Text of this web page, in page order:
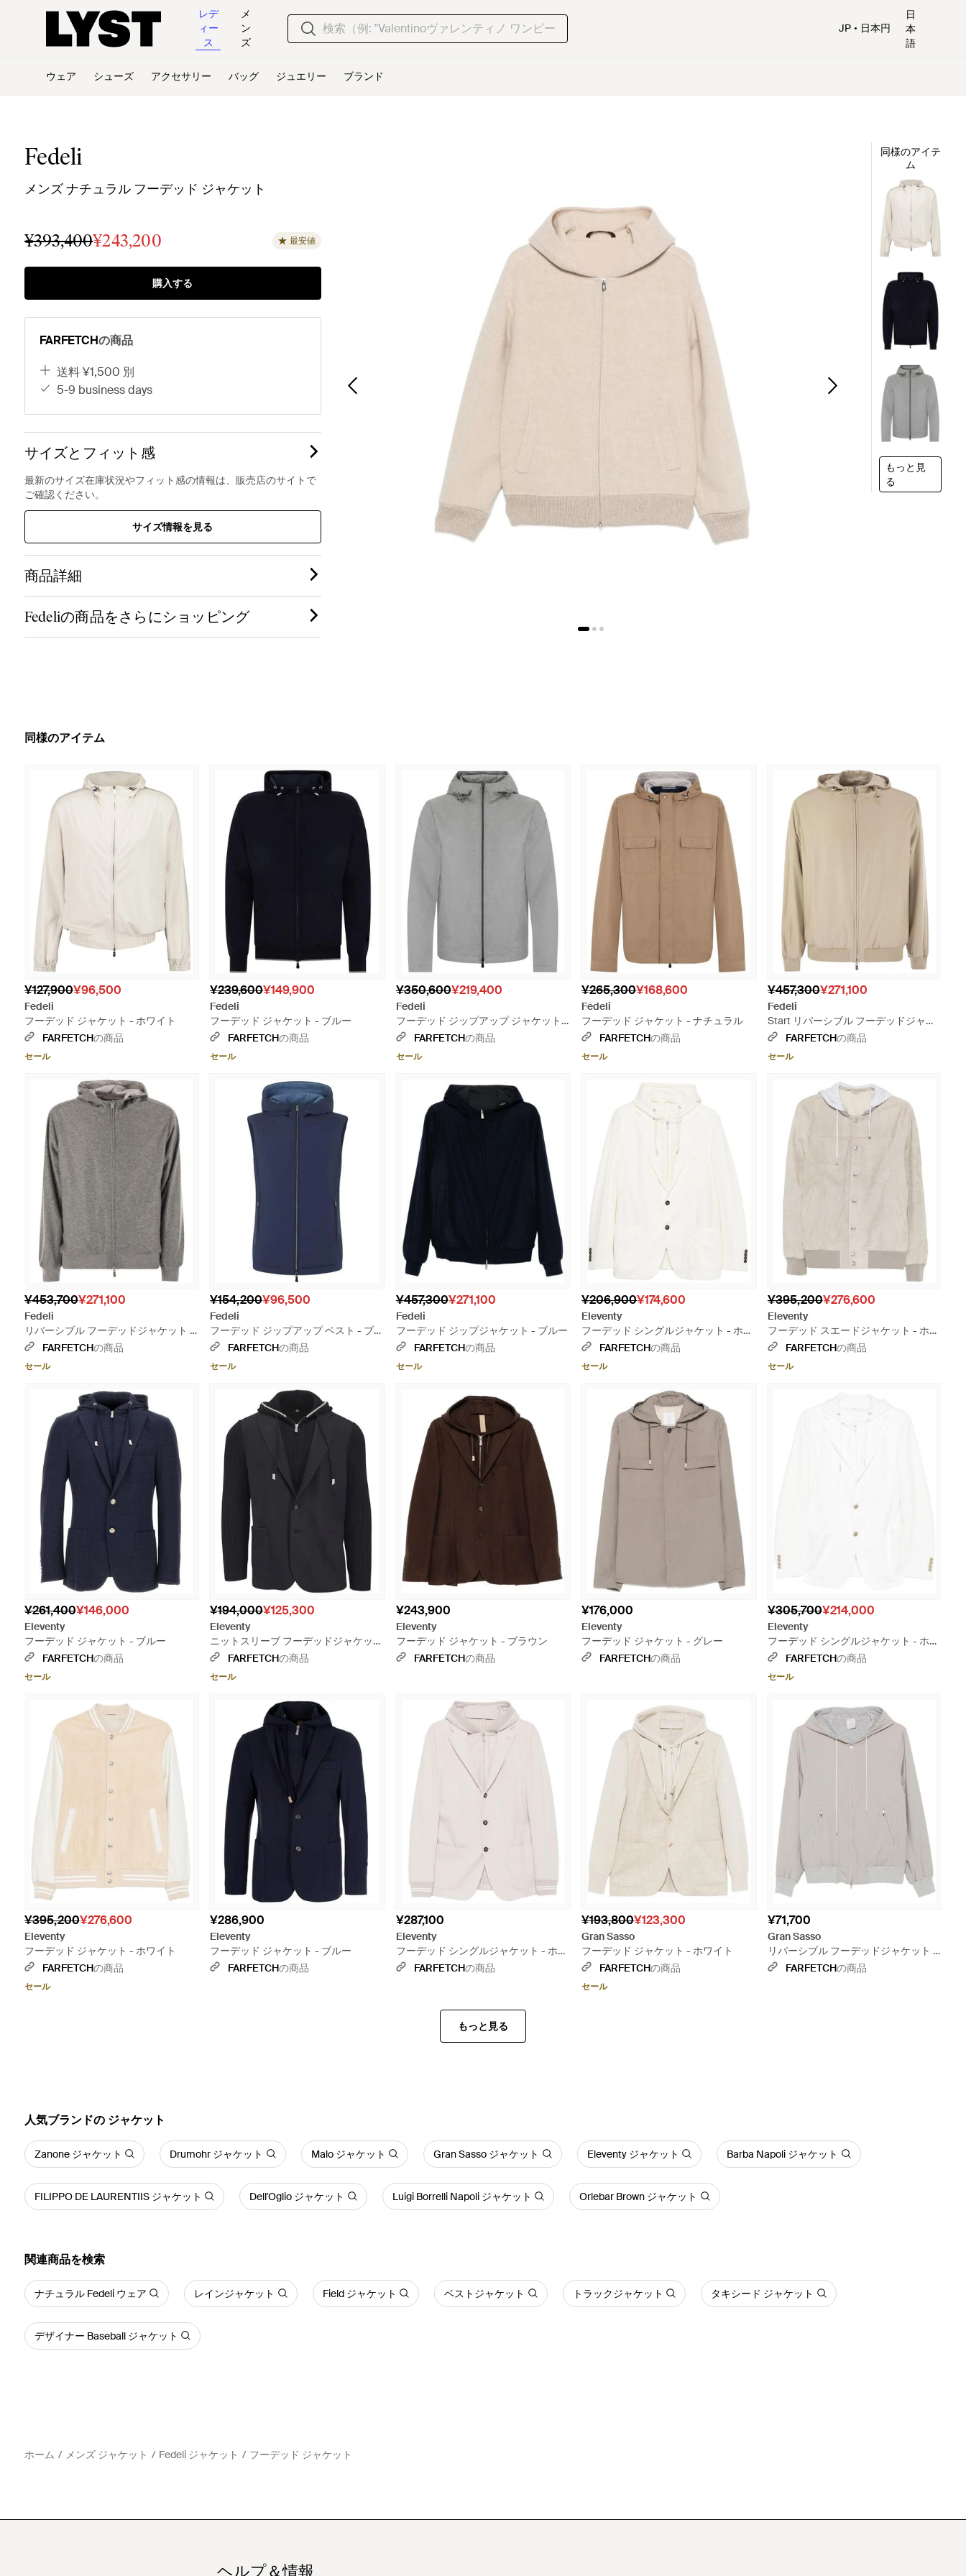
レデ
ィー
ス
メ
ン
ズ
JP 日本円
日
本
語
ウェア シューズ アクセサリー バッグ ジュエリー ブランド
Fedeli
メンズ ナチュラル フーデッド ジャケット
¥393,400¥243,200 最安値
購入する
FARFETCHの商品
送料 ¥1,500 別
5-9 business days
サイズとフィット感
最新のサイズ在庫状況やフィット感の情報は、販売店のサイトで
ご確認ください。
サイズ情報を見る
商品詳細
Fedeliの商品をさらにショッピング
同様のアイテ
ム
もっと見
る
同様のアイテム
¥127,900¥96,500
Fedeli
フーデッド ジャケット - ホワイト
FARFETCHの商品
セール
¥239,600¥149,900
Fedeli
フーデッド ジャケット - ブルー
FARFETCHの商品
セール
¥350,600¥219,400
Fedeli
フーデッド ジップアップ ジャケット -
グレーFARFETCHの商品
セール
¥265,300¥168,600
Fedeli
フーデッド ジャケット - ナチュラル
FARFETCHの商品
セール
¥457,300¥271,100
Fedeli
Start リバーシブル フーデッドジャケ
ット - ナチュラル
FARFETCHの商品
セール
¥453,700¥271,100
Fedeli
リバーシブル フーデッドジャケット -
グレーFARFETCHの商品
セール
¥154,200¥96,500
Fedeli
フーデッド ジップアップ ベスト - ブル
ー
FARFETCHの商品
セール
¥457,300¥271,100
Fedeli
フーデッド ジップジャケット - ブルー
FARFETCHの商品
セール
¥206,900¥174,600
Eleventy
フーデッド シングルジャケット - ホワ
イトFARFETCHの商品
セール
¥395,200¥276,600
Eleventy
フーデッド スエードジャケット - ホワ
イトFARFETCHの商品
セール
¥261,400¥146,000
Eleventy
フーデッド ジャケット - ブルー
FARFETCHの商品
セール
¥194,000¥125,300
Eleventy
ニットスリーブ フーデッドジャケット
- ブラック
FARFETCHの商品
セール
¥243,900
Eleventy
フーデッド ジャケット - ブラウン
FARFETCHの商品
¥176,000
Eleventy
フーデッド ジャケット - グレー
FARFETCHの商品
¥305,700¥214,000
Eleventy
フーデッド シングルジャケット - ホワ
イトFARFETCHの商品
セール
¥395,200¥276,600
Eleventy
フーデッド ジャケット - ホワイト
FARFETCHの商品
セール
¥286,900
Eleventy
フーデッド ジャケット - ブルー
FARFETCHの商品
¥287,100
Eleventy
フーデッド シングルジャケット - ホワ
イトFARFETCHの商品
¥193,800¥123,300
Gran Sasso
フーデッド ジャケット - ホワイト
FARFETCHの商品
セール
¥71,700
Gran Sasso
リバーシブル フーデッドジャケット -
ホワイトFARFETCHの商品
もっと見る
人気ブランドの ジャケット
Zanone ジャケット Drumohr ジャケット Malo ジャケット Gran Sasso ジャケット Eleventy ジャケット Barba Napoli ジャケット
FILIPPO DE LAURENTIIS ジャケット Dell'Oglio ジャケット Luigi Borrelli Napoli ジャケット Orlebar Brown ジャケット
関連商品を検索
ナチュラル Fedeli ウェア レインジャケット Field ジャケット ベストジャケット トラックジャケット タキシード ジャケット
デザイナー Baseball ジャケット
ホーム メンズ ジャケット Fedeli ジャケット フーデッド ジャケット
ヘルプ＆情報